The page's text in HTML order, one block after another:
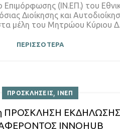
Επιμόρφωσης (ΙΝ.ΕΠ.) του
Διοίκησης και
μέλη του Μητρώου Κύριου Δ...
ΠΕΡΙΣΣΟΤΕΡΑ
ΠΡΟΣΚΛΗΣΕΙΣ ΙΝΕΠ
ΠΡΟΣΚΛΗΣΗ ΕΚΔΗΛΩΣΗΣ
INNOHUB